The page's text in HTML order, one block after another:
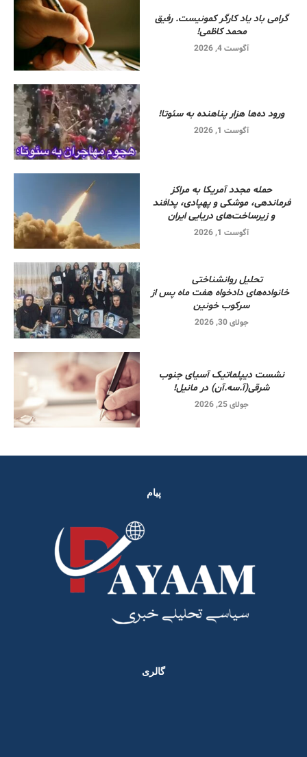
گرامی باد یاد کارگر کمونیست. رفیق
محمد کاظمی!
آگوست 4, 2026
ورود ده‌ها هزار پناهنده به سئوتا!
آگوست 1, 2026
حمله مجدد آمریکا به مراکز
فرماندهی، موشکی و پهپادی، پدافند
و زیرساخت‌های دریایی ایران
آگوست 1, 2026
تحلیل روانشناختی
خانواده‌های دادخواه هفت ماه پس از
سرکوب خونین
جولای 30, 2026
نشست دیپلماتیک آسیای جنوب
شرقی‌(آ.سه.آن) در مانیل!
جولای 25, 2026
پیام
گالری